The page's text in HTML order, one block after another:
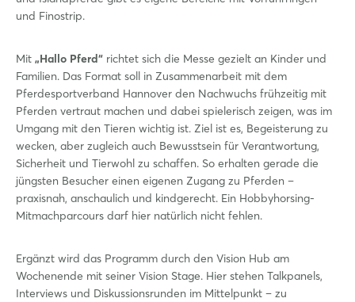
und Finostrip.
Mit „Hallo Pferd“ richtet sich die Messe gezielt an Kinder und
Familien. Das Format soll in Zusammenarbeit mit dem
Pferdesportverband Hannover den Nachwuchs frühzeitig mit
Pferden vertraut machen und dabei spielerisch zeigen, was im
Umgang mit den Tieren wichtig ist. Ziel ist es, Begeisterung zu
wecken, aber zugleich auch Bewusstsein für Verantwortung,
Sicherheit und Tierwohl zu schaffen. So erhalten gerade die
jüngsten Besucher einen eigenen Zugang zu Pferden –
praxisnah, anschaulich und kindgerecht. Ein Hobbyhorsing-
Mitmachparcours darf hier natürlich nicht fehlen.
Ergänzt wird das Programm durch den Vision Hub am
Wochenende mit seiner Vision Stage. Hier stehen Talkpanels,
Interviews und Diskussionsrunden im Mittelpunkt – zu
Login
Einloggen
Passwort vergessen?
Noch nicht angemeldet?
Jetzt registrieren